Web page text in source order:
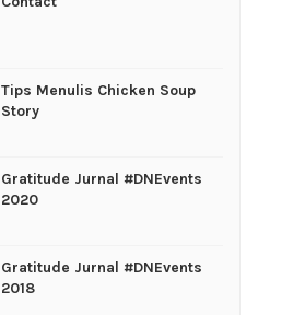
Tips Menulis Chicken Soup
Story
Gratitude Jurnal #DNEvents
2020
Gratitude Jurnal #DNEvents
2018